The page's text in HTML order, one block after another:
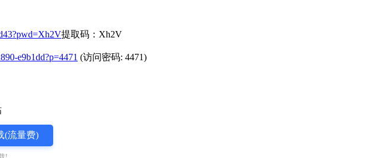
提取码：Xh2V
e9b1dd?p=4471 (访问密码: 4471)
(流量费)